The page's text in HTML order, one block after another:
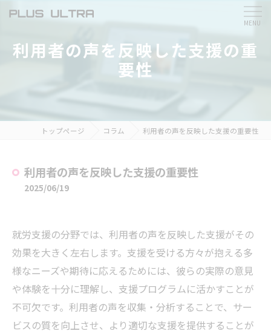
利用者の声を反映した支援の重
要性
トップページ コラム 利用者の声を反映した支援の重要性
利用者の声を反映した支援の重要性
2025/06/19
就労支援の分野では、利用者の声を反映した支援がその
効果を大きく左右します。支援を受ける方々が抱える多
様なニーズや期待に応えるためには、彼らの実際の意見
や体験を十分に理解し、支援プログラムに活かすことが
不可欠です。利用者の声を収集・分析することで、サー
ビスの質を向上させ、より適切な支援を提供することが